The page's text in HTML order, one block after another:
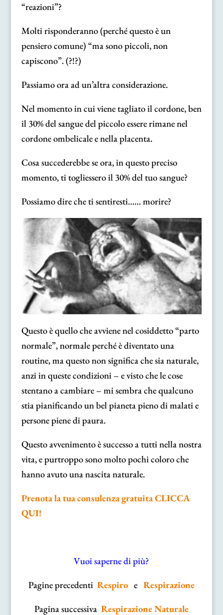
“reazioni”?
Molti risponderanno (perché questo è un
pensiero comune) “ma sono piccoli, non
capiscono”. (?!?)
Passiamo ora ad un’altra considerazione.
Nel momento in cui viene tagliato il cordone, ben
il 30% del sangue del piccolo essere rimane nel
cordone ombelicale e nella placenta.
Cosa succederebbe se ora, in questo preciso
momento, ti togliessero il 30% del tuo sangue?
Possiamo dire che ti sentiresti…… morire?
Questo è quello che avviene nel cosiddetto “parto
normale”, normale perché è diventato una
routine, ma questo non significa che sia naturale,
anzi in queste condizioni – e visto che le cose
stentano a cambiare – mi sembra che qualcuno
stia pianificando un bel pianeta pieno di malati e
persone piene di paura.
Questo avvenimento è successo a tutti nella nostra
vita, e purtroppo sono molto pochi coloro che
hanno avuto una nascita naturale.
Prenota la tua consulenza gratuita CLICCA
QUI!
Vuoi saperne di più?
Pagine precedenti Respiro e Respirazione
Pagina successiva Respirazione Naturale